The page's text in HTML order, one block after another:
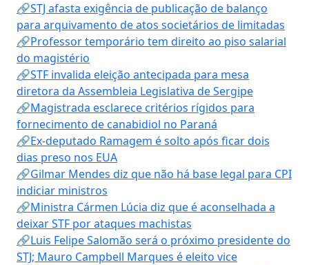
🔗STJ afasta exigência de publicação de balanço
para arquivamento de atos societários de limitadas
🔗Professor temporário tem direito ao piso salarial
do magistério
🔗STF invalida eleição antecipada para mesa
diretora da Assembleia Legislativa de Sergipe
🔗Magistrada esclarece critérios rígidos para
fornecimento de canabidiol no Paraná
🔗Ex-deputado Ramagem é solto após ficar dois
dias preso nos EUA
🔗Gilmar Mendes diz que não há base legal para CPI
indiciar ministros
🔗Ministra Cármen Lúcia diz que é aconselhada a
deixar STF por ataques machistas
🔗Luis Felipe Salomão será o próximo presidente do
STJ; Mauro Campbell Marques é eleito vice